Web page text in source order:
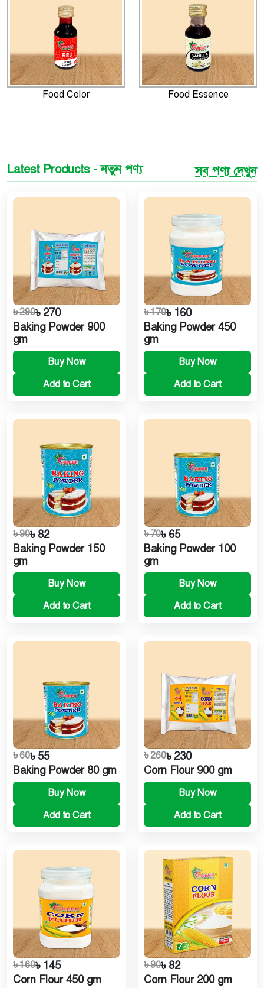
Food Color Food Essence
Latest Products - নতুন পণ্য সব পণ্য দেখুন
৳ 290৳ 270
Baking Powder 900
gm
Buy Now
Add to Cart
৳ 170৳ 160
Baking Powder 450
gm
Buy Now
Add to Cart
৳ 90৳ 82
Baking Powder 150
gm
Buy Now
Add to Cart
৳ 70৳ 65
Baking Powder 100
gm
Buy Now
Add to Cart
৳ 60৳ 55
Baking Powder 80 gm
Buy Now
Add to Cart
৳ 260৳ 230
Corn Flour 900 gm
Buy Now
Add to Cart
৳ 160৳ 145
Corn Flour 450 gm
৳ 90৳ 82
Corn Flour 200 gm